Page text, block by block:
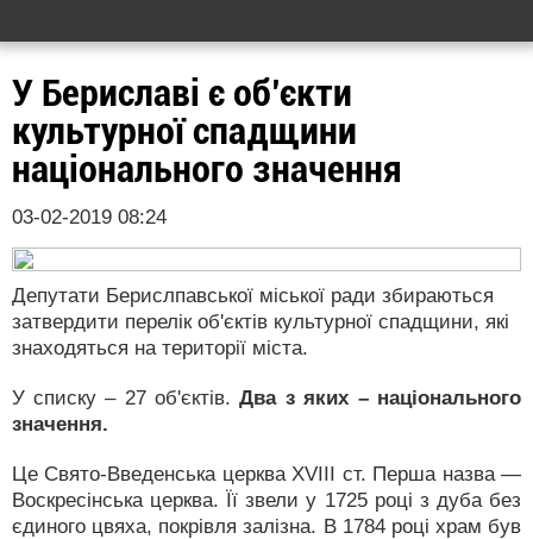
У Бериславі є об’єкти
культурної спадщини
національного значення
03-02-2019 08:24
Депутати Берислпавської міської ради збираються
затвердити перелік об'єктів культурної спадщини, які
знаходяться на території міста.
У списку – 27 об'єктів. Два з яких – національного
значення.
Це Свято-Введенська церква ХVIII ст. Перша назва —
Воскресінська церква. Її звели у 1725 році з дуба без
єдиного цвяха, покрівля залізна. В 1784 році храм був